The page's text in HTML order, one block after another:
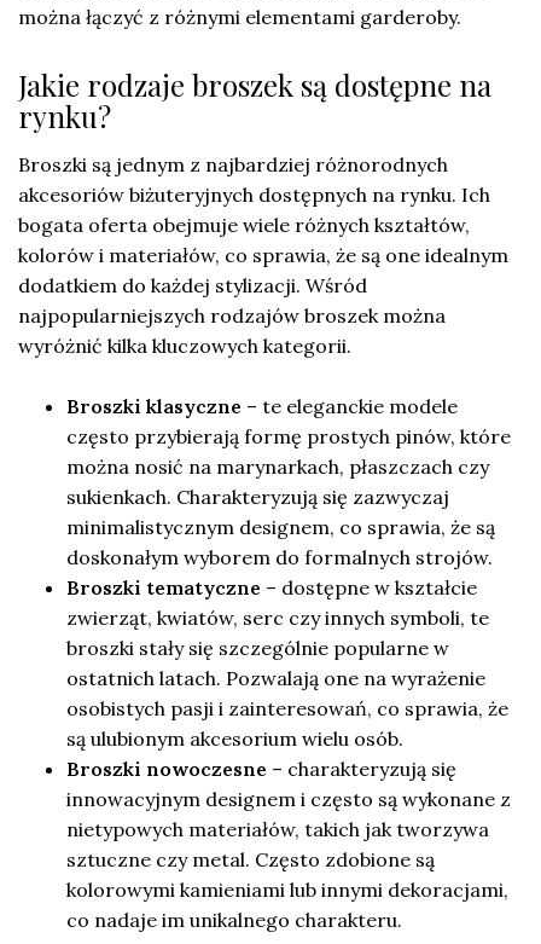
można łączyć z różnymi elementami garderoby.
Jakie rodzaje broszek są dostępne na
rynku?
Broszki są jednym z najbardziej różnorodnych
akcesoriów biżuteryjnych dostępnych na rynku. Ich
bogata oferta obejmuje wiele różnych kształtów,
kolorów i materiałów, co sprawia, że są one idealnym
dodatkiem do każdej stylizacji. Wśród
najpopularniejszych rodzajów broszek można
wyróżnić kilka kluczowych kategorii.
Broszki klasyczne – te eleganckie modele
często przybierają formę prostych pinów, które
można nosić na marynarkach, płaszczach czy
sukienkach. Charakteryzują się zazwyczaj
minimalistycznym designem, co sprawia, że są
doskonałym wyborem do formalnych strojów.
Broszki tematyczne – dostępne w kształcie
zwierząt, kwiatów, serc czy innych symboli, te
broszki stały się szczególnie popularne w
ostatnich latach. Pozwalają one na wyrażenie
osobistych pasji i zainteresowań, co sprawia, że
są ulubionym akcesorium wielu osób.
Broszki nowoczesne – charakteryzują się
innowacyjnym designem i często są wykonane z
nietypowych materiałów, takich jak tworzywa
sztuczne czy metal. Często zdobione są
kolorowymi kamieniami lub innymi dekoracjami,
co nadaje im unikalnego charakteru.